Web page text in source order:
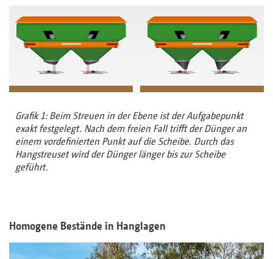
Grafik 1: Beim Streuen in der Ebene ist der Aufgabepunkt
exakt festgelegt. Nach dem freien Fall trifft der Dünger an
einem vordefinierten Punkt auf die Scheibe. Durch das
Hangstreuset wird der Dünger länger bis zur Scheibe
geführt.
Homogene Bestände in Hanglagen